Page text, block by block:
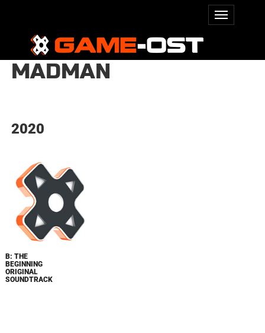
MADMAN
2020
B: THE
BEGINNING
ORIGINAL
SOUNDTRACK